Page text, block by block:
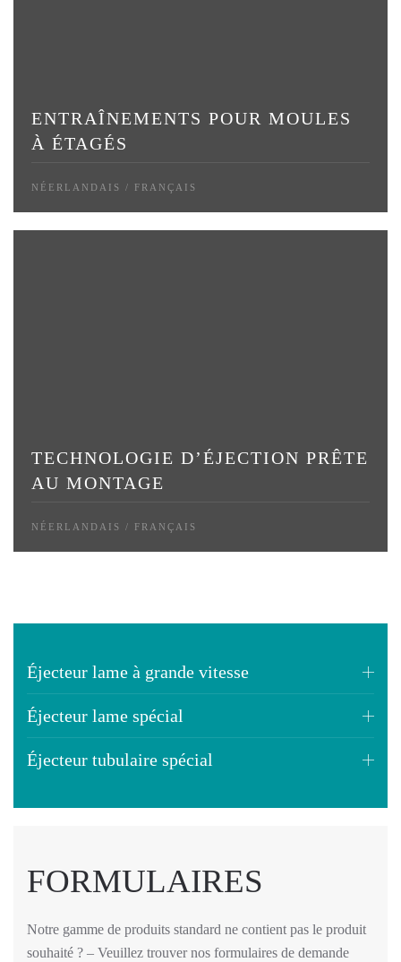
ENTRAÎNEMENTS POUR MOULES
À ÉTAGÉS
NÉERLANDAIS / FRANÇAIS
TECHNOLOGIE D’ÉJECTION PRÊTE
AU MONTAGE
NÉERLANDAIS / FRANÇAIS
Éjecteur lame à grande vitesse
Éjecteur lame spécial
Éjecteur tubulaire spécial
FORMULAIRES
Notre gamme de produits standard ne contient pas le produit
souhaité ? – Veuillez trouver nos formulaires de demande